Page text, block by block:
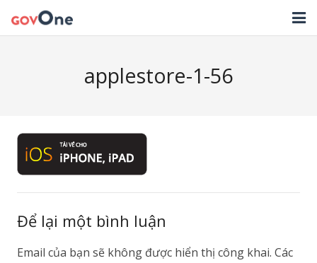
HỖ TRỢ
LIÊN HỆ
NHẬT KÝ CẬP NHẬT PHẦN MỀM
applestore-1-56
Để lại một bình luận
Email của bạn sẽ không được hiển thị công khai. Các